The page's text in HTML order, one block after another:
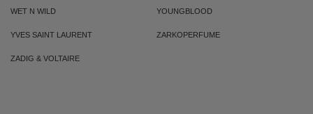
WET N WILD YOUNGBLOOD
YVES SAINT LAURENT ZARKOPERFUME
ZADIG & VOLTAIRE